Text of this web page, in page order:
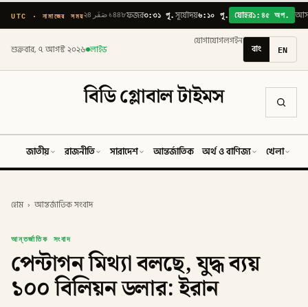
UTC · নামাজের সময় ২৪ صَفَر ১৪৪৮ফজর৩:৩১ পূ.সূর্যোদয়৬:১০ পূ. যোহর১:৪৫ অপ.
শুক্রবার, ৭ আগস্ট ২০২৬ লাইভ
যোগাযোগলগইন
বাং EN
বিডি গ্লোবাল টাইমস
জাতীয় রাজনীতি সারাদেশ আন্তর্জাতিক অর্থ ও বাণিজ্য খেলা
হোম › আন্তর্জাতিক সংবাদ
আন্তর্জাতিক সংবাদ
পেন্টাগন মিথ্যা বলছে, যুদ্ধ ব্যয়
১০০ বিলিয়ন ডলার: ইরান